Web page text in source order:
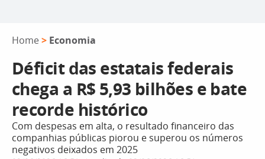
Home > Economia
Déficit das estatais federais
chega a R$ 5,93 bilhões e bate
recorde histórico
Com despesas em alta, o resultado financeiro das
companhias públicas piorou e superou os números
negativos deixados em 2025